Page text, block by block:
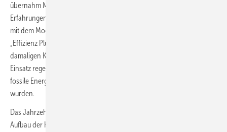
übernahm Martin Viessmann Verantwortung: Nach eigenen
Erfahrungen auf dem Klimagipfel der Bundesregierung beschloss er
mit dem Modellprojekt „Effizienz Plus” einen Leuchtturm zu setzen. Mit
„Effizienz Plus“ wurden bereits 2012 mit marktverfügbarer Technik die
damaligen Klimaziele der Bundesregierung für 2050 erreicht. Der
Einsatz regenerativer Energien wurde um 70 Prozent erhöht, während
fossile Energien um 60 % und CO
wurden.
Das Jahrzehnt 2010 bis 2020 prägten diese Meilensteine: Mit dem
Aufbau der Kältetechnik eröffnete sich die Viessmann Gruppe neue